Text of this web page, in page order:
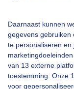
Daarnaast kunnen
gegevens gebruiken
te personaliseren
van 13 externe
toestemming. Onze
voor
Adverteren
Buienradar Team
Privacy beleid